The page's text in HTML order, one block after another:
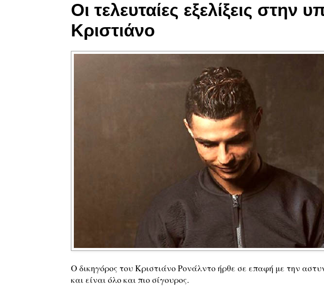
Οι τελευταίες εξελίξεις στην
Κριστιάνο
Ο δικηγόρος του Κριστιάνο Ρονάλντο ήρθε σε επαφή με την
και είναι όλο και πιο σίγουρος.